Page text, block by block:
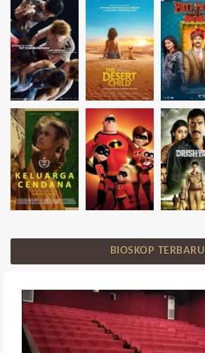
BIOSKOP TERBARU